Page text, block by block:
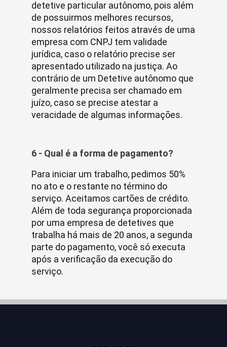
detetive particular autônomo, pois além
de possuirmos melhores recursos,
nossos relatórios feitos através de uma
empresa com CNPJ tem validade
jurídica, caso o relatório precise ser
apresentado utilizado na justiça. Ao
contrário de um Detetive autônomo que
geralmente precisa ser chamado em
juízo, caso se precise atestar a
veracidade de algumas informações.
6 - Qual é a forma de pagamento?
Para iniciar um trabalho, pedimos 50%
no ato e o restante no término do
serviço. Aceitamos cartões de crédito.
Além de toda segurança proporcionada
por uma empresa de detetives que
trabalha há mais de 20 anos, a segunda
parte do pagamento, você só executa
após a verificação da execução do
serviço.